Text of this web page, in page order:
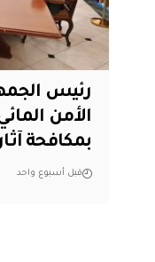
رئيس
الأمن
بمكافحة
قبل أسبوع واحد